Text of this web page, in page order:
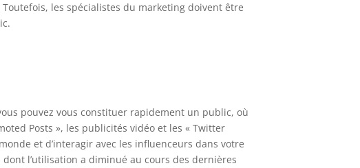
les spécialistes du marketing doivent être
pouvez vous constituer rapidement un public, où
Posts », les publicités vidéo et les « Twitter
et d’interagir avec les influenceurs dans votre
l’utilisation a diminué au cours des dernières